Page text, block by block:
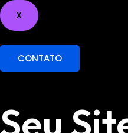
X
CONTATO
Seu